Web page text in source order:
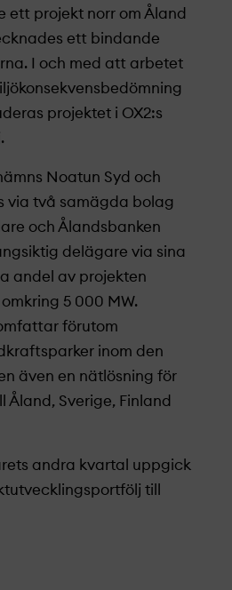
projekt­ norr om Åland
ett bindande
I och med att arbetet
projekt­et i OX2:s
Noatun Syd och
via två samägda bolag
och Ålandsbanken
delägare via sina
andel av projekt­en
5 000 MW.
förutom
inom den
även en nätlösning för
Åland, Sverige, Finland
andra kvartal uppgick
till